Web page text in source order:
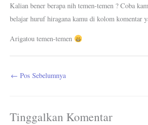
Kalian bener berapa nih temen-temen ? Coba
belajar huruf hiragana kamu di kolom komentar
Arigatou temen-temen
← Pos Sebelumnya
Tinggalkan Komentar